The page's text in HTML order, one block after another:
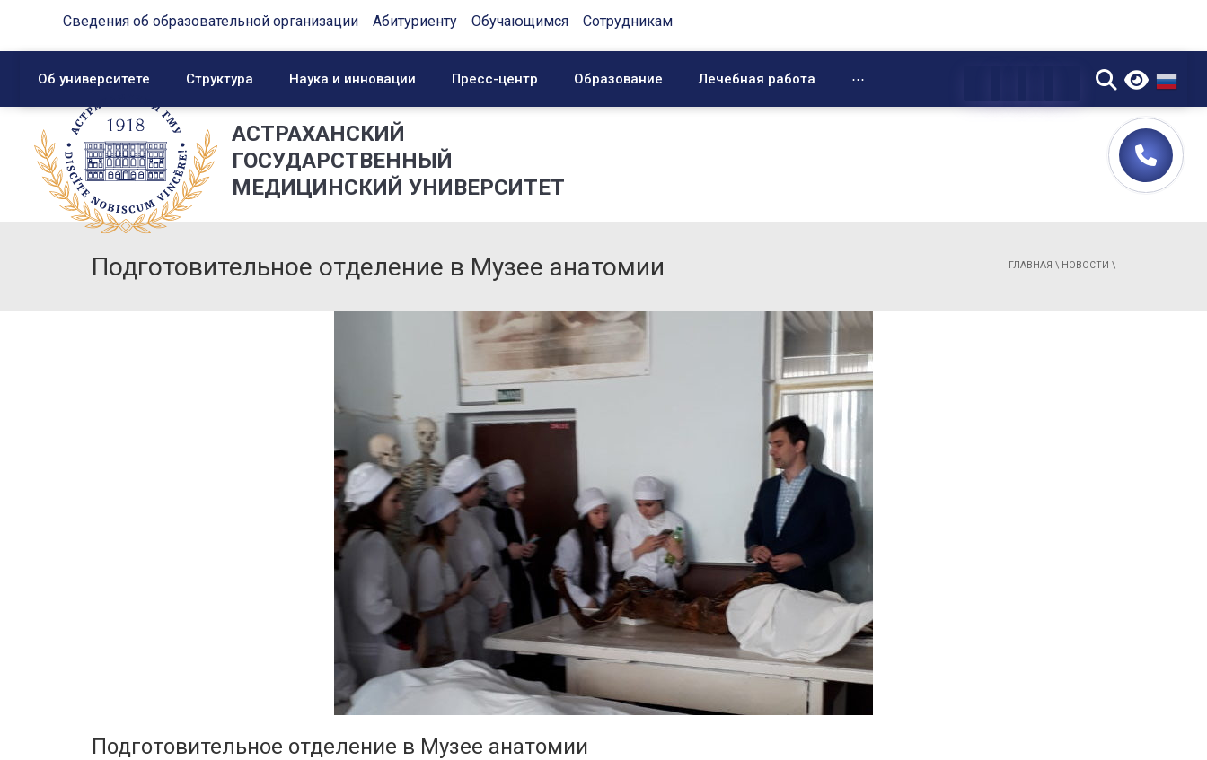
Сведения об образовательной организации Абитуриенту Обучающимся Сотрудникам
Об университете Структура Наука и инновации Пресс-центр Образование Лечебная работа ⋯ ▼
АСТРАХАНСКИЙ
ГОСУДАРСТВЕННЫЙ
МЕДИЦИНСКИЙ УНИВЕРСИТЕТ
Подготовительное отделение в Музее анатомии ГЛАВНАЯ \ НОВОСТИ \
Подготовительное отделение в Музее анатомии